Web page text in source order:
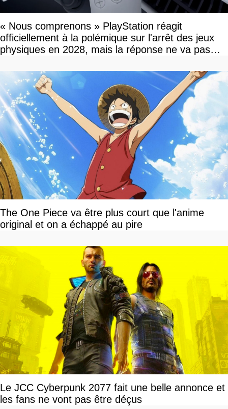
« Nous comprenons » PlayStation réagit
officiellement à la polémique sur l'arrêt des jeux
physiques en 2028, mais la réponse ne va pas
The One Piece va être plus court que l'anime
original et on a échappé au pire
Le JCC Cyberpunk 2077 fait une belle annonce et
les fans ne vont pas être déçus